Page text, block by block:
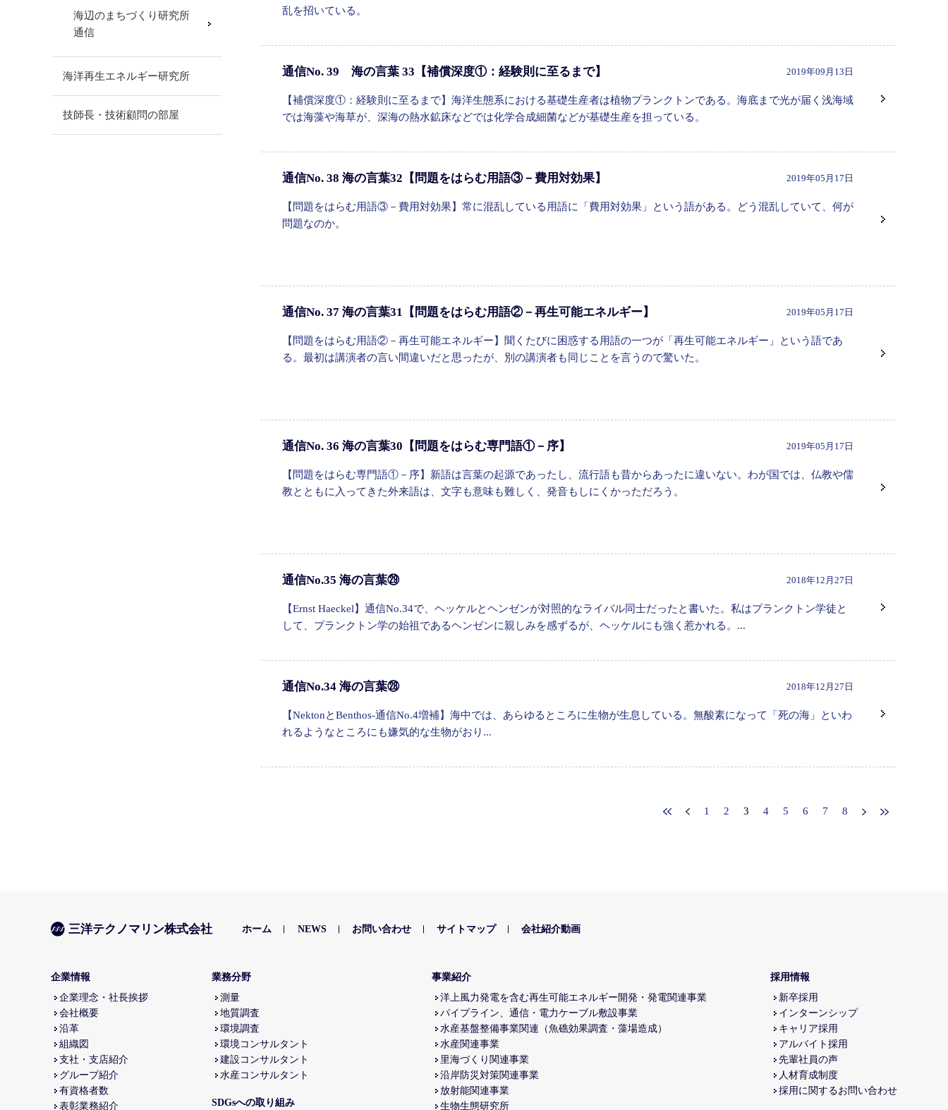
乱を招いている。
通信No. 39 海の言葉 33【補償深度①：経験則に至るまで】 2019年09月13日
【補償深度①：経験則に至るまで】海洋生態系における基礎生産者は植物プランクトンである。海底まで光が届く浅海域
では海藻や海草が、深海の熱水鉱床などでは化学合成細菌などが基礎生産を担っている。
通信No. 38 海の言葉32【問題をはらむ用語③－費用対効果】 2019年05月17日
【問題をはらむ用語③－費用対効果】常に混乱している用語に「費用対効果」という語がある。どう混乱していて、何が
問題なのか。
通信No. 37 海の言葉31【問題をはらむ用語②－再生可能エネルギー】 2019年05月17日
【問題をはらむ用語②－再生可能エネルギー】 聞くたびに困惑する用語の一つが「再生可能エネルギー」という語であ
る。最初は講演者の言い間違いだと思ったが、別の講演者も同じことを言うので驚いた。
通信No. 36 海の言葉30【問題をはらむ専門語①－序】 2019年05月17日
【問題をはらむ専門語①－序】 新語は言葉の起源であったし、流行語も昔からあったに違いない。わが国では、仏教や儒
教とともに入ってきた外来語は、文字も意味も難しく、発音もしにくかっただろう。
通信No.35 海の言葉㉙ 2018年12月27日
【Ernst Haeckel】通信No.34で、ヘッケルとヘンゼンが対照的なライバル同士だったと書いた。私はプランクトン学徒と
して、プランクトン学の始祖であるヘンゼンに親しみを感ずるが、ヘッケルにも強く惹かれる。...
通信No.34 海の言葉㉘ 2018年12月27日
【NektonとBenthos‐通信No.4増補】海中では、あらゆるところに生物が生息している。無酸素になって「死の海」といわ
れるようなところにも嫌気的な生物がおり...
1 2 3 4 5 6 7 8
海辺のまちづくり研究所
通信
海洋再生エネルギー研究所
技師長・技術顧問の部屋
三洋テクノマリン株式会社 ホーム NEWS お問い合わせ サイトマップ 会社紹介動画
企業情報
企業理念・社長挨拶
会社概要
沿革
組織図
支社・支店紹介
グループ紹介
有資格者数
表彰業務紹介
業務分野
測量
地質調査
環境調査
環境コンサルタント
建設コンサルタント
水産コンサルタント
SDGsへの取り組み
事業紹介
洋上風力発電を含む再生可能エネルギー開発・発電関連事業
パイプライン、通信・電力ケーブル敷設事業
水産基盤整備事業関連（魚礁効果調査・藻場造成）
水産関連事業
里海づくり関連事業
沿岸防災対策関連事業
放射能関連事業
生物生態研究所
採用情報
新卒採用
インターンシップ
キャリア採用
アルバイト採用
先輩社員の声
人材育成制度
採用に関するお問い合わせ